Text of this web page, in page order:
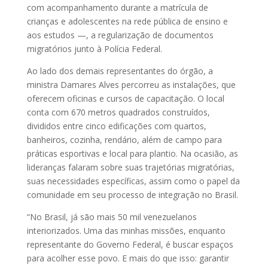
com acompanhamento durante a matrícula de
crianças e adolescentes na rede pública de ensino e
aos estudos —, a regularização de documentos
migratórios junto à Polícia Federal.
Ao lado dos demais representantes do órgão, a
ministra Damares Alves percorreu as instalações, que
oferecem oficinas e cursos de capacitação. O local
conta com 670 metros quadrados construídos,
divididos entre cinco edificações com quartos,
banheiros, cozinha, rendário, além de campo para
práticas esportivas e local para plantio. Na ocasião, as
lideranças falaram sobre suas trajetórias migratórias,
suas necessidades específicas, assim como o papel da
comunidade em seu processo de integração no Brasil.
“No Brasil, já são mais 50 mil venezuelanos
interiorizados. Uma das minhas missões, enquanto
representante do Governo Federal, é buscar espaços
para acolher esse povo. E mais do que isso: garantir